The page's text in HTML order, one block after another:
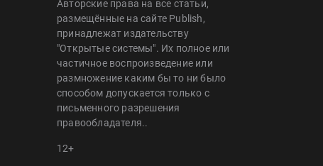
Авторские права на все статьи,
размещённые на сайте Publish,
принадлежат издательству
"Открытые системы". Их полное или
частичное воспроизведение или
размножение каким бы то ни было
способом допускается только с
письменного разрешения
правообладателя..
12+